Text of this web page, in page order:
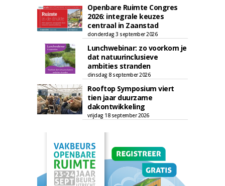
Openbare Ruimte Congres
2026: integrale keuzes
centraal in Zaanstad
donderdag 3 september 2026
Lunchwebinar: zo voorkom je
dat natuurinclusieve
ambities stranden
dinsdag 8 september 2026
Rooftop Symposium viert
tien jaar duurzame
dakontwikkeling
vrijdag 18 september 2026